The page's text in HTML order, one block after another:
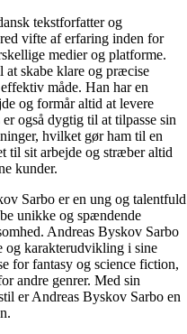
tekstforfatter og
vifte af erfaring inden for
medier og platforme.
at skabe klare og præcise
måde. Han har en
og formår altid at levere
også dygtig til at tilpasse sin
hvilket gør ham til en
til sit arbejde og stræber altid
kunder.
Sarbo er en ung og talentfuld
unikke og spændende
Andreas Byskov Sarbo
og karakterudvikling i sine
for fantasy og science fiction,
andre genrer. Med sin
er Andreas Byskov Sarbo en